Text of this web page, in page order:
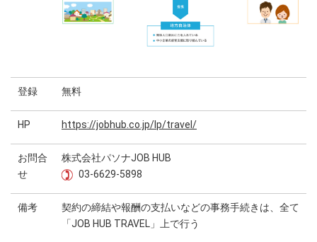
登録 無料
HP https://jobhub.co.jp/lp/travel/
お問合
せ
株式会社パソナJOB HUB
03-6629-5898
備考
契約の締結や報酬の支払いなどの事務手続きは、全て
「JOB HUB TRAVEL」上で行う